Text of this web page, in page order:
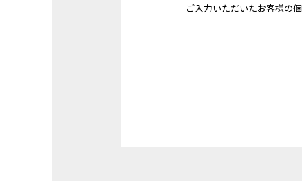
ご入力いただいたお客様の